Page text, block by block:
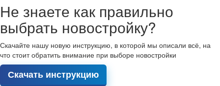
Не знаете как правильно
выбрать новостройку?
Скачайте нашу новую инструкцию, в которой мы описали всё, на
что стоит обратить внимание при выборе новостройки
Скачать инструкцию